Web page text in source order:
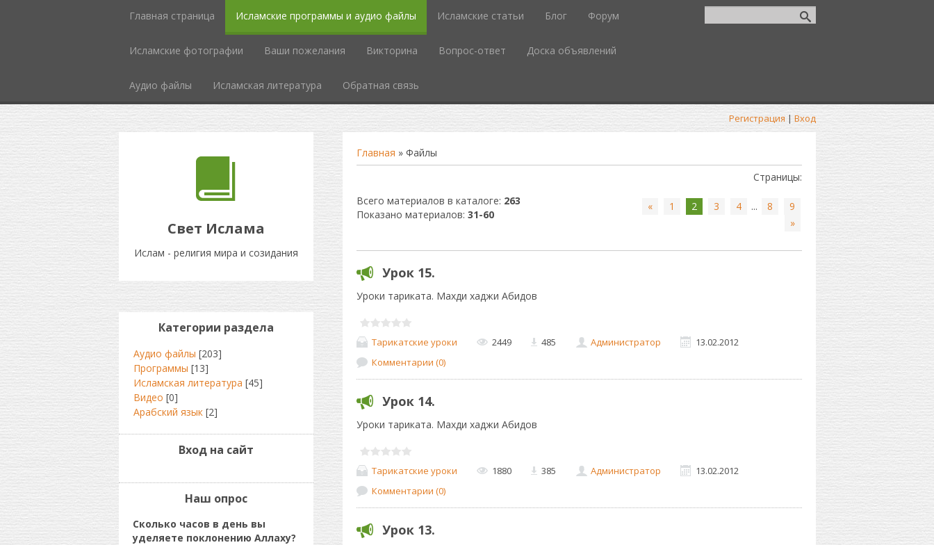
Главная страница Исламские программы и аудио файлы Исламские статьи Блог Форум
Исламcкие фотографии Ваши пожелания Викторина Вопрос-ответ Доска объявлений
Аудио файлы Исламская литература Обратная связь
Регистрация | Вход
Свет Ислама
Ислам - религия мира и созидания
Главная » Файлы
Всего материалов в каталоге: 263
Показано материалов: 31-60
Страницы:
« 1 2 3 4 ... 8
9
»
Урок 15.
Уроки тариката. Махди хаджи Абидов
Тарикатские уроки 2449 485 Администратор
13.02.2012
Комментарии (0)
Урок 14.
Уроки тариката. Махди хаджи Абидов
Тарикатские уроки 1880 385 Администратор
13.02.2012
Комментарии (0)
Урок 13.
Категории раздела
Аудио файлы [203]
Программы [13]
Исламская литература [45]
Видео [0]
Арабский язык [2]
Вход на сайт
Наш опрос
Сколько часов в день вы
уделяете поклонению Аллаху?